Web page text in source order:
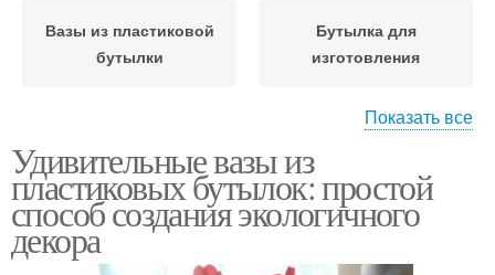
Вазы из пластиковой
бутылки
Бутылка для
изготовления
бутылки
Бутылки для цветов
Бутылки для
Показать все
Удивительные вазы из
пластиковых бутылок: простой
способ создания экологичного
декора